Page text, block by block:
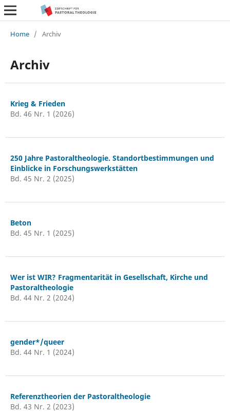
Home / Archiv
Archiv
Krieg & Frieden
Bd. 46 Nr. 1 (2026)
250 Jahre Pastoraltheologie. Standortbestimmungen und
Einblicke in Forschungswerkstätten
Bd. 45 Nr. 2 (2025)
Beton
Bd. 45 Nr. 1 (2025)
Wer ist WIR? Fragmentarität in Gesellschaft, Kirche und
Pastoraltheologie
Bd. 44 Nr. 2 (2024)
gender*/queer
Bd. 44 Nr. 1 (2024)
Referenztheorien der Pastoraltheologie
Bd. 43 Nr. 2 (2023)